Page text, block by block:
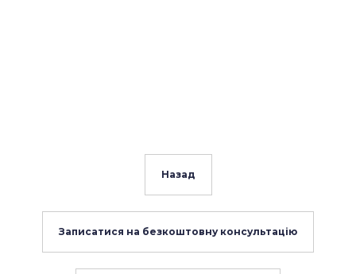
Назад
Записатися на безкоштовну консультацію